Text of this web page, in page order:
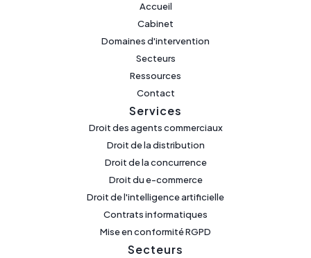
Accueil
Cabinet
Domaines d'intervention
Secteurs
Ressources
Contact
Services
Droit des agents commerciaux
Droit de la distribution
Droit de la concurrence
Droit du e-commerce
Droit de l'intelligence artificielle
Contrats informatiques
Mise en conformité RGPD
Secteurs